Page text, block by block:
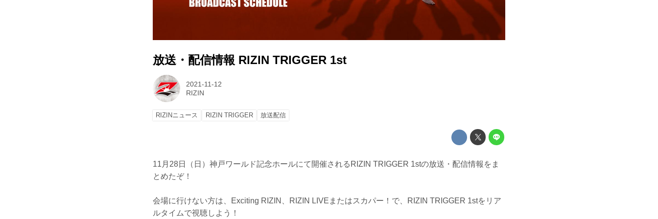
放送・配信情報 RIZIN TRIGGER 1st
2021-11-12
RIZIN
RIZINニュース RIZIN TRIGGER 放送配信
11月28日（日）神戸ワールド記念ホールにて開催されるRIZIN TRIGGER 1stの放送・配信情報をま
とめたぞ！
会場に行けない方は、Exciting RIZIN、RIZIN LIVEまたはスカパー！で、RIZIN TRIGGER 1stをリア
ルタイムで視聴しよう！